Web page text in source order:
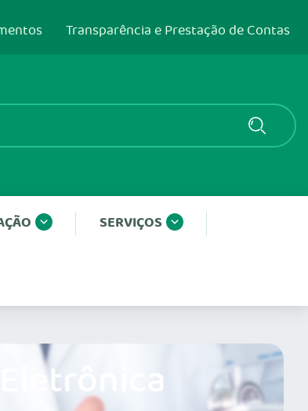
Transparência e Prestação de Contas
SERVIÇOS